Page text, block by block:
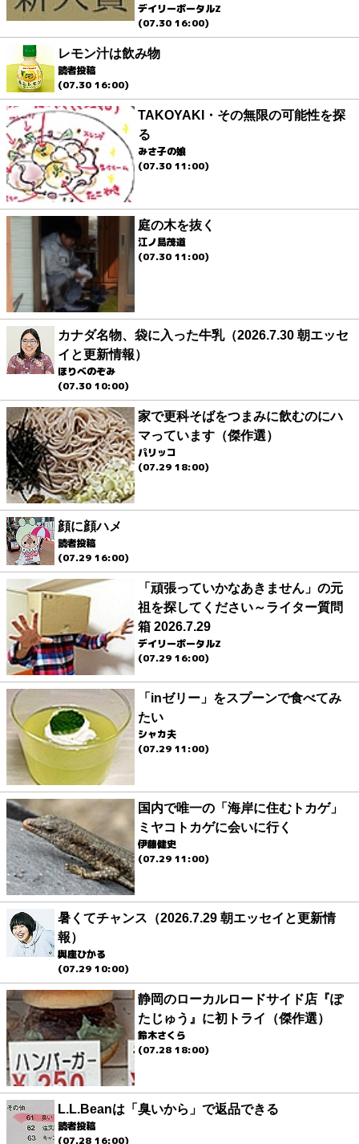
デイリーポータルZ
(07.30 16:00)
レモン汁は飲み物
読者投稿
(07.30 16:00)
TAKOYAKI・その無限の可能性を探
る
みさ子の娘
(07.30 11:00)
庭の木を抜く
江ノ島茂道
(07.30 11:00)
カナダ名物、袋に入った牛乳（2026.7.30 朝エッセ
イと更新情報）
ほりべのぞみ
(07.30 10:00)
家で更科そばをつまみに飲むのにハ
マっています（傑作選）
パリッコ
(07.29 18:00)
顔に顔ハメ
読者投稿
(07.29 16:00)
「頑張っていかなあきません」の元
祖を探してください～ライター質問
箱 2026.7.29
デイリーポータルZ
(07.29 16:00)
「inゼリー」をスプーンで食べてみ
たい
シャカ夫
(07.29 11:00)
国内で唯一の「海岸に住むトカゲ」
ミヤコトカゲに会いに行く
伊藤健史
(07.29 11:00)
暑くてチャンス（2026.7.29 朝エッセイと更新情
報）
與座ひかる
(07.29 10:00)
静岡のローカルロードサイド店『ぽ
たじゅう』に初トライ（傑作選）
鈴木さくら
(07.28 18:00)
L.L.Beanは「臭いから」で返品できる
読者投稿
(07.28 16:00)